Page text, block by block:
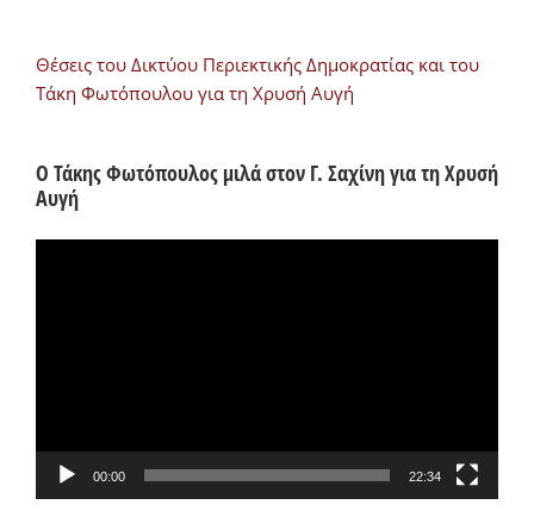
Θέσεις του Δικτύου Περιεκτικής Δημοκρατίας και του
Τάκη Φωτόπουλου για τη Χρυσή Αυγή
Ο Τάκης Φωτόπουλος μιλά στον Γ. Σαχίνη για τη Χρυσή
Αυγή
00:00 22:34